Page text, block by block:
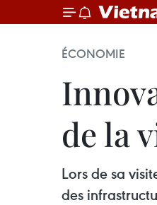
ÉCONOMIE
de la
Lors de sa
des